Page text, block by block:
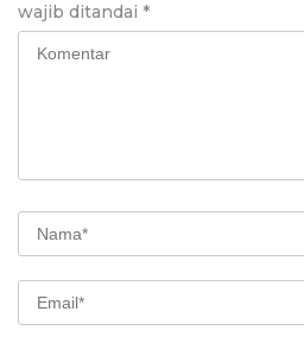
wajib ditandai *